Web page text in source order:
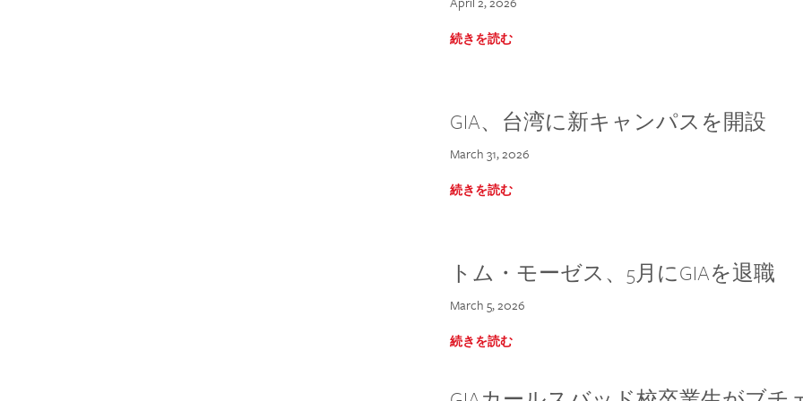
続きを読む
GIA、台湾に新キャンパスを開設
March 31, 2026
続きを読む
トム・モーゼス、5月にGIAを退職
March 5, 2026
続きを読む